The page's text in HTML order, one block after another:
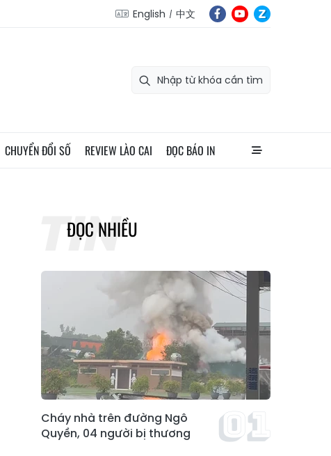
English 中文
CHUYỂN ĐỔI SỐ REVIEW LÀO CAI ĐỌC BÁO IN
ĐỌC NHIỀU
Cháy nhà trên đường Ngô
Quyền, 04 người bị thương